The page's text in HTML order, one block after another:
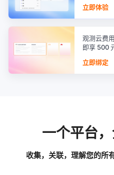
立即体验
观测云费
即享 500
立即绑定
一个平台
收集，关联，理解您的所